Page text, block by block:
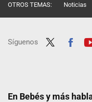
OTROS TEMAS: Noticias
Síguenos
En Bebés y más